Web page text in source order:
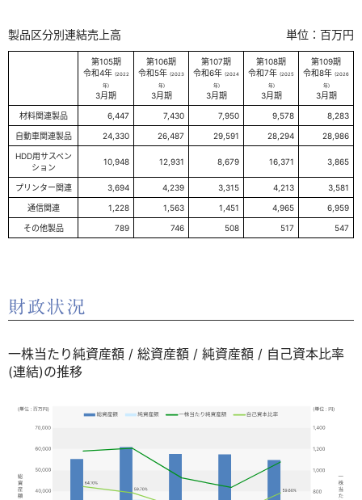
製品区分別連結売上高 単位：百万円
第105期
令和4年 (2022
年)
3月期
第106期
令和5年 (2023
年)
3月期
第107期
令和6年 (2024
年)
3月期
第108期
令和7年 (2025
年)
3月期
第109期
令和8年 (2026
年)
3月期
材料関連製品 6,447 7,430 7,950 9,578 8,283
自動車関連製品 24,330 26,487 29,591 28,294 28,986
HDD用サスペン
ション
10,948 12,931 8,679 16,371 3,865
プリンター関連 3,694 4,239 3,315 4,213 3,581
通信関連 1,228 1,563 1,451 4,965 6,959
その他製品 789 746 508 517 547
財政状況
一株当たり純資産額 / 総資産額 / 純資産額 / 自己資本比率
(連結)の推移